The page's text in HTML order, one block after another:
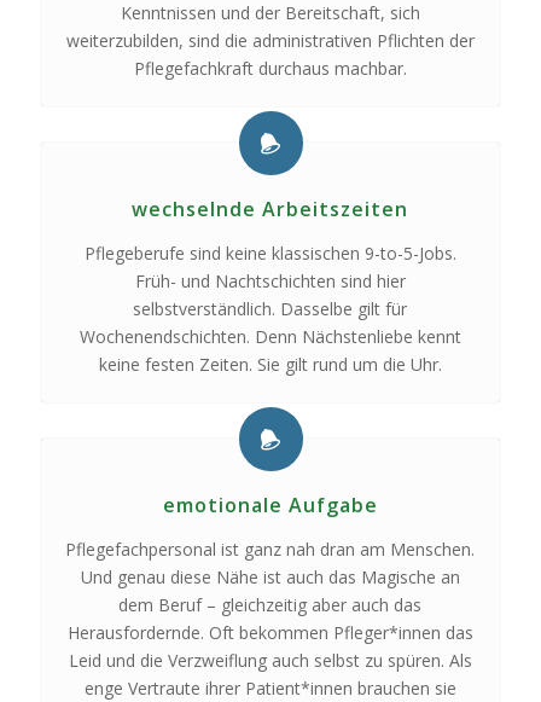
Kenntnissen und der Bereitschaft, sich
weiterzubilden, sind die administrativen Pflichten der
Pflegefachkraft durchaus machbar.
wechselnde Arbeitszeiten
Pflegeberufe sind keine klassischen 9-to-5-Jobs.
Früh- und Nachtschichten sind hier
selbstverständlich. Dasselbe gilt für
Wochenendschichten. Denn Nächstenliebe kennt
keine festen Zeiten. Sie gilt rund um die Uhr.
emotionale Aufgabe
Pflegefachpersonal ist ganz nah dran am Menschen.
Und genau diese Nähe ist auch das Magische an
dem Beruf – gleichzeitig aber auch das
Herausfordernde. Oft bekommen Pfleger*innen das
Leid und die Verzweiflung auch selbst zu spüren. Als
enge Vertraute ihrer Patient*innen brauchen sie